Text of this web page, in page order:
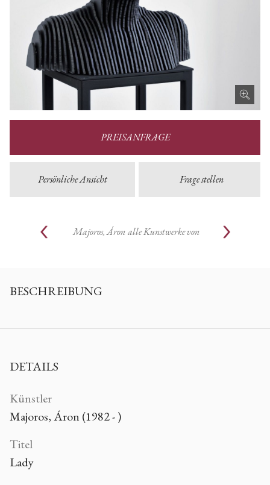
PREISANFRAGE
Persönliche Ansicht Frage stellen
Majoros, Áronalle Kunstwerke von
BESCHREIBUNG
DETAILS
Künstler
Majoros, Áron (1982 - )
Titel
Lady